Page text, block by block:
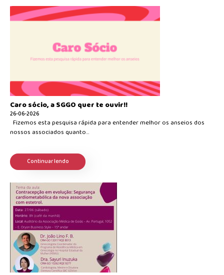
Caro sócio, a SGGO quer te ouvir!!
26-06-2026
Fizemos esta pesquisa rápida para entender melhor os anseios dos
nossos associados quanto...
Continuar lendo